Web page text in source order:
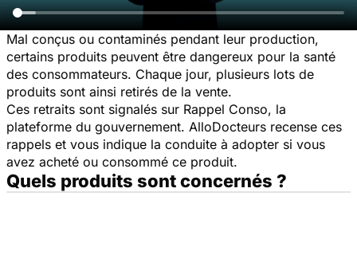
Mal conçus ou contaminés pendant leur production,
certains produits peuvent être dangereux pour la santé
des consommateurs. Chaque jour, plusieurs lots de
produits sont ainsi retirés de la vente.
Ces retraits sont signalés sur Rappel Conso, la
plateforme du gouvernement. AlloDocteurs recense ces
rappels et vous indique la conduite à adopter si vous
avez acheté ou consommé ce produit.
Quels produits sont concernés ?